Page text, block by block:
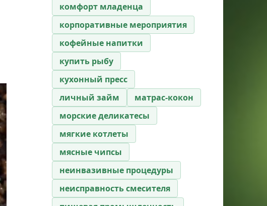
комфорт младенца
корпоративные мероприятия
кофейные напитки
купить рыбу
кухонный пресс
личный займ
матрас-кокон
морские деликатесы
мягкие котлеты
мясные чипсы
неинвазивные процедуры
неисправность смесителя